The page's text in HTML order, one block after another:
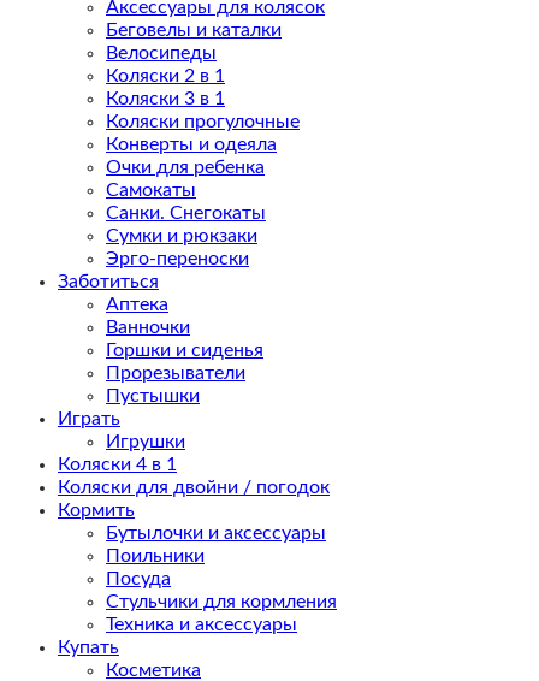
Аксессуары для колясок
Беговелы и каталки
Велосипеды
Коляски 2 в 1
Коляски 3 в 1
Коляски прогулочные
Конверты и одеяла
Очки для ребенка
Самокаты
Санки. Снегокаты
Сумки и рюкзаки
Эрго-переноски
Заботиться
Аптека
Ванночки
Горшки и сиденья
Прорезыватели
Пустышки
Играть
Игрушки
Коляски 4 в 1
Коляски для двойни / погодок
Кормить
Бутылочки и аксессуары
Поильники
Посуда
Стульчики для кормления
Техника и аксессуары
Купать
Косметика